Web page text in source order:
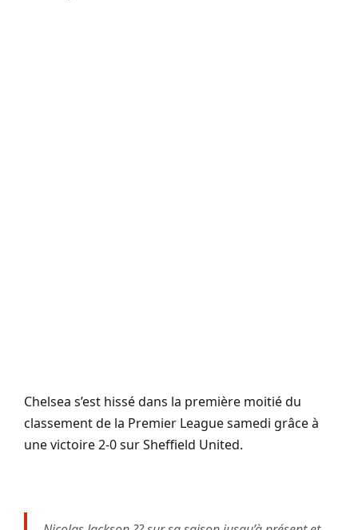
Chelsea s’est hissé dans la première moitié du
classement de la Premier League samedi grâce à
une victoire 2-0 sur Sheffield United.